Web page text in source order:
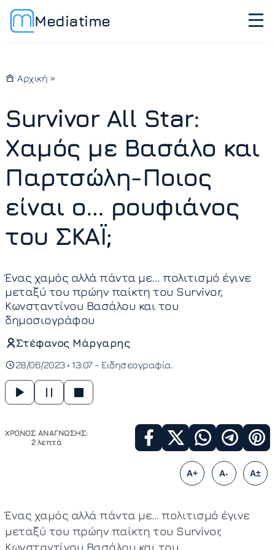
Mediatime
Αρχική »
Survivor All Star:
Χαμός με Βασάλο και
Παρτσώλη-Ποιος
είναι ο… ρουφιάνος
του ΣΚΑΪ;
Ένας χαμός αλλά πάντα με... πολιτισμό έγινε
μεταξύ του πρώην παίκτη του Survivor,
Κωνσταντίνου Βασάλου και του
δημοσιογράφου
Στέφανος Μάργαρης
28/06/2023 • 13:07 - Ειδησεογραφία
ΧΡΟΝΟΣ ΑΝΑΓΝΩΣΗΣ:
2 λεπτά
A+ A- A±
Ένας χαμός αλλά πάντα με… πολιτισμό έγινε
μεταξύ του πρώην παίκτη του Survivor,
Κωνσταντίνου Βασάλου και του